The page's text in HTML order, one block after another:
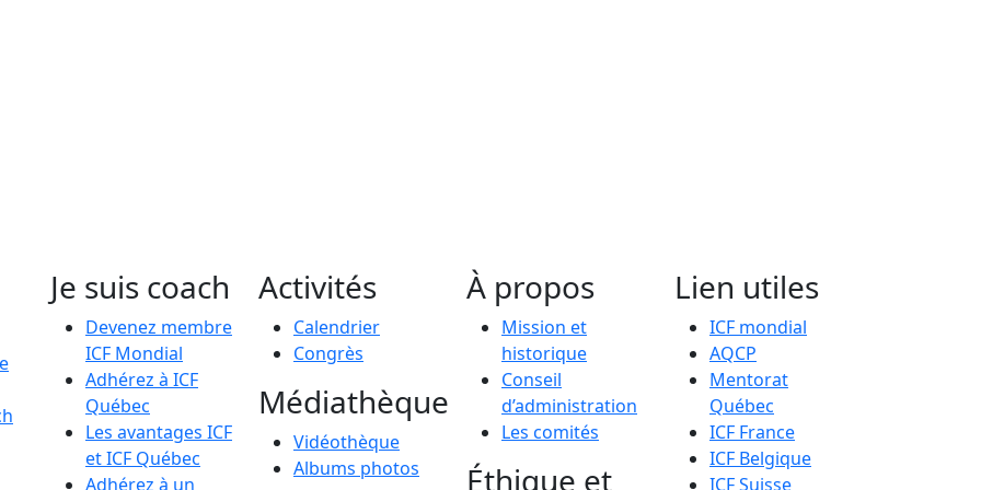
Je suis coach
Devenez membre
ICF Mondial
Adhérez à ICF
Québec
Les avantages ICF
et ICF Québec
Adhérez à un
Activités
Calendrier
Congrès
Médiathèque
Vidéothèque
Albums photos
À propos
Mission et
historique
Conseil
d’administration
Les comités
Éthique et
Lien utiles
ICF mondial
AQCP
Mentorat
Québec
ICF France
ICF Belgique
ICF Suisse